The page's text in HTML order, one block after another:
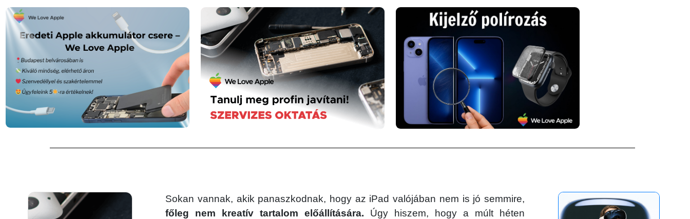
Sokan vannak, akik panaszkodnak, hogy az iPad valójában nem is jó semmire,
főleg nem kreatív tartalom előállítására. Úgy hiszem, hogy a múlt héten